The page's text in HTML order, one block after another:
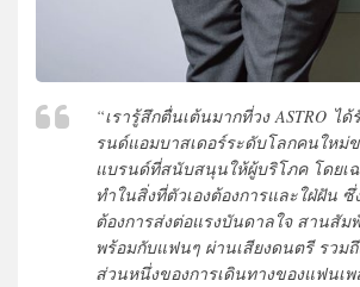
“เรารู้สึกตื่นเต้นมากที่วง ASTRO ไ
รนด์แอมบาสเดอร์ระดับโลกคนใหม่ข
แบรนด์ที่สนับสนุนให้ผู้บริโภค โดยเ
ทำในสิ่งที่ตัวเองต้องการและใฝ่ฝัน ซึ่
ต้องการส่งต่อแรงบันดาลใจ สานสัม
พร้อมกับแฟนๆ ผ่านเสียงดนตรี รวม
ส่วนหนึ่งของการเดินทางของแฟนเพ